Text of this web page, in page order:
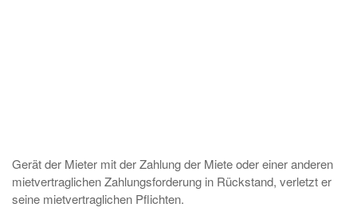
Gerät der Mieter mit der Zahlung der Miete oder einer anderen
mietvertraglichen Zahlungsforderung in Rückstand, verletzt er
seine mietvertraglichen Pflichten.